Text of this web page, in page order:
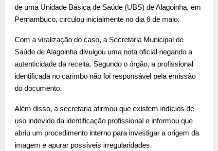
de uma Unidade Básica de Saúde (UBS) de Alagoinha, em
Pernambuco, circulou inicialmente no dia 6 de maio.
Com a viralização do caso, a Secretaria Municipal de
Saúde de Alagoinha divulgou uma nota oficial negando a
autenticidade da receita. Segundo o órgão, a profissional
identificada no carimbo não foi responsável pela emissão
do documento.
Além disso, a secretaria afirmou que existem indícios de
uso indevido da identificação profissional e informou que
abriu um procedimento interno para investigar a origem da
imagem e apurar possíveis irregularidades.